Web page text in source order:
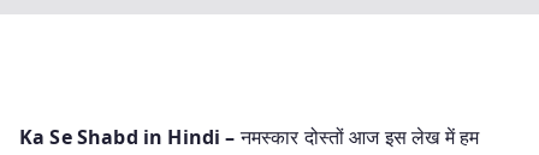
Ka Se Shabd in Hindi –नमस्कार दोस्तों आज इस लेख में हम